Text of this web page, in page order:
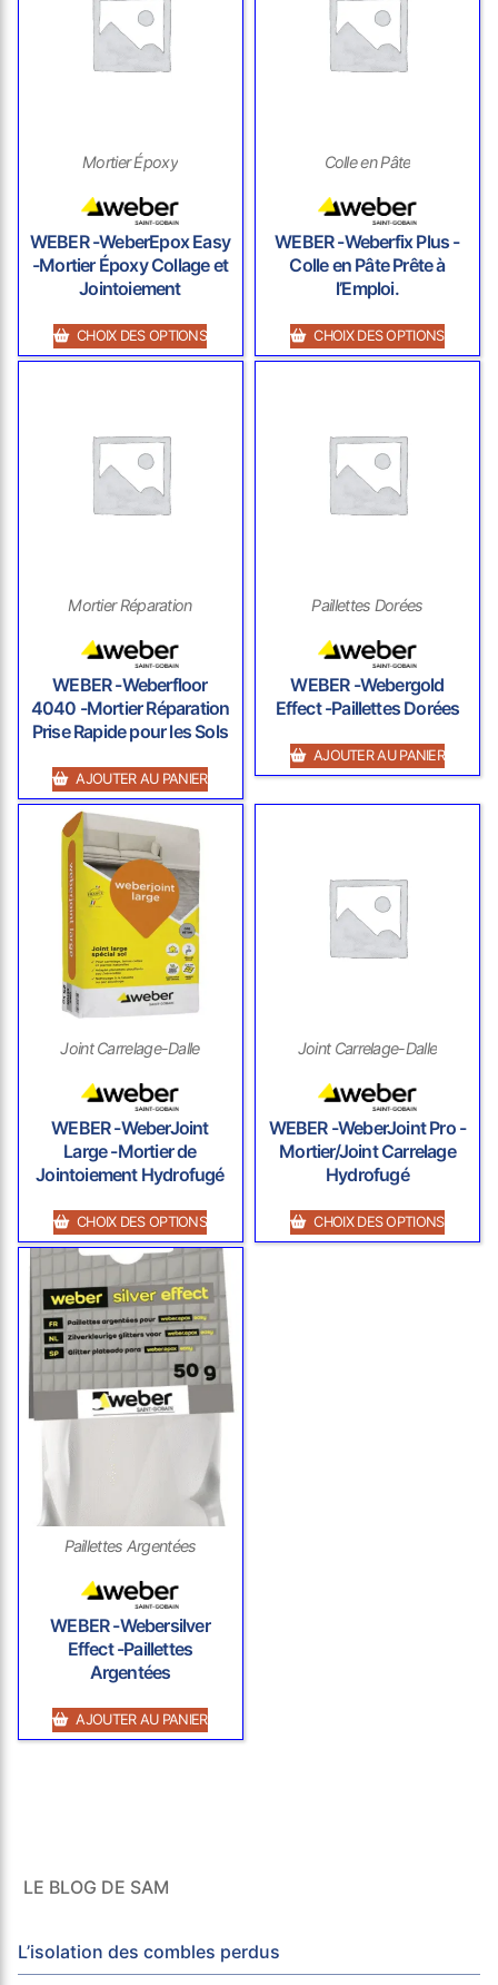
Mortier Époxy
WEBER -WeberEpox Easy
-Mortier Époxy Collage et
Jointoiement
CHOIX DES OPTIONS
Colle en Pâte
WEBER -Weberfix Plus -
Colle en Pâte Prête à
l’Emploi.
CHOIX DES OPTIONS
Mortier Réparation
WEBER -Weberfloor
4040 -Mortier Réparation
Prise Rapide pour les Sols
AJOUTER AU PANIER
Paillettes Dorées
WEBER -Webergold
Effect -Paillettes Dorées
AJOUTER AU PANIER
Joint Carrelage-Dalle
WEBER -WeberJoint
Large -Mortier de
Jointoiement Hydrofugé
CHOIX DES OPTIONS
Joint Carrelage-Dalle
WEBER -WeberJoint Pro -
Mortier/Joint Carrelage
Hydrofugé
CHOIX DES OPTIONS
Paillettes Argentées
WEBER -Webersilver
Effect -Paillettes
Argentées
AJOUTER AU PANIER
LE BLOG DE SAM
L’isolation des combles perdus